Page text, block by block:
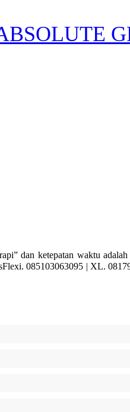
dan ketepatan waktu
085103063095 | XL.